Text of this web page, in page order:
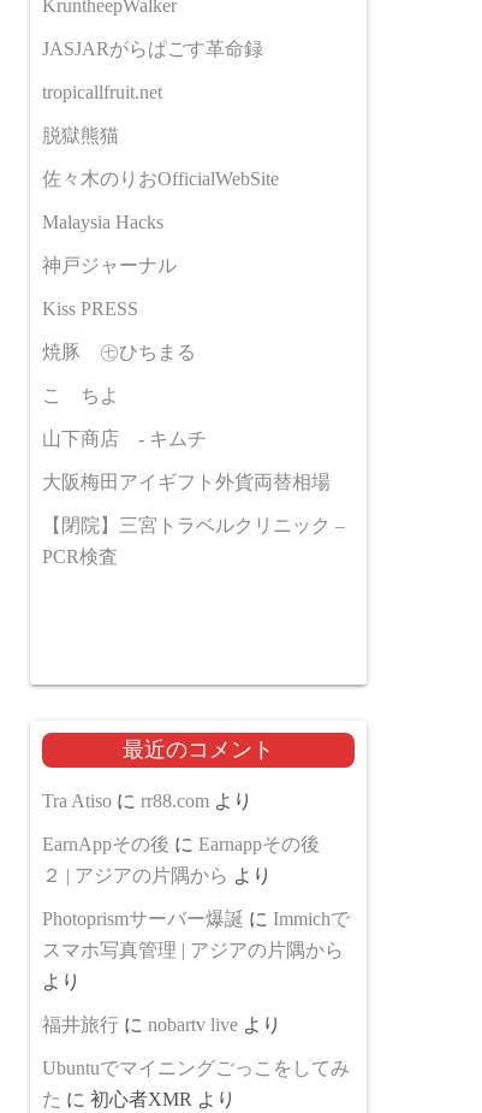
KruntheepWalker
JASJARがらぱごす革命録
tropicallfruit.net
脱獄熊猫
佐々木のりおOfficialWebSite
Malaysia Hacks
神戸ジャーナル
Kiss PRESS
焼豚 ㊆ひちまる
こゝちよ
山下商店 - キムチ
大阪梅田アイギフト外貨両替相場
【閉院】三宮トラベルクリニック –
PCR検査
最近のコメント
Tra Atiso に rr88.com より
EarnAppその後 に Earnappその後
２ | アジアの片隅から より
Photoprismサーバー爆誕 に Immichで
スマホ写真管理 | アジアの片隅から
より
福井旅行 に nobartv live より
Ubuntuでマイニングごっこをしてみ
た に 初心者XMR より